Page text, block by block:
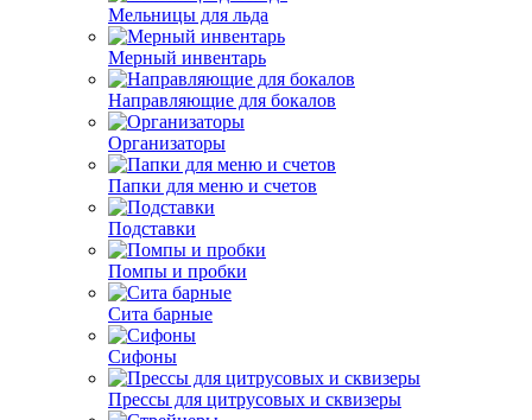
Мельницы для льда
Мерный инвентарь
Направляющие для бокалов
Организаторы
Папки для меню и счетов
Подставки
Помпы и пробки
Сита барные
Сифоны
Прессы для цитрусовых и сквизеры